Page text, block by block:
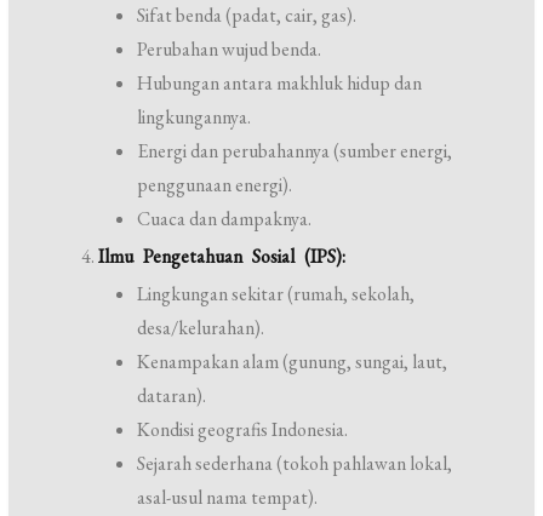
Sifat benda (padat, cair, gas).
Perubahan wujud benda.
Hubungan antara makhluk hidup dan
lingkungannya.
Energi dan perubahannya (sumber energi,
penggunaan energi).
Cuaca dan dampaknya.
Ilmu Pengetahuan Sosial (IPS):
Lingkungan sekitar (rumah, sekolah,
desa/kelurahan).
Kenampakan alam (gunung, sungai, laut,
dataran).
Kondisi geografis Indonesia.
Sejarah sederhana (tokoh pahlawan lokal,
asal-usul nama tempat).